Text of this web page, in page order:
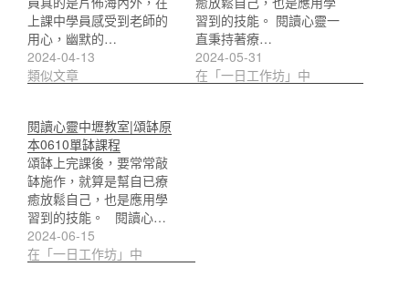
上課中學員感受到老師的
用心，幽默的…
2024-04-13
類似文章
習到的技能。 閱讀心靈一
直秉持著療…
2024-05-31
在「一日工作坊」中
閱讀心靈中壢教室|頌缽原
本0610單缽課程
頌缽上完課後，要常常敲
缽施作，就算是幫自已療
癒放鬆自己，也是應用學
習到的技能。 閱讀心…
2024-06-15
在「一日工作坊」中